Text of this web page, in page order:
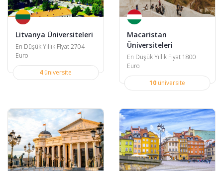
Litvanya Üniversiteleri
En Düşük Yıllık Fiyat 2704
Euro
4 üniversite
Macaristan
Üniversiteleri
En Düşük Yıllık Fiyat 1800
Euro
10üniversite